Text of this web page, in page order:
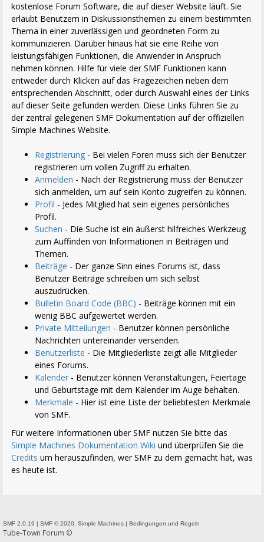
kostenlose Forum Software, die auf dieser Website läuft. Sie
erlaubt Benutzern in Diskussionsthemen zu einem bestimmten
Thema in einer zuverlässigen und geordneten Form zu
kommunizieren. Darüber hinaus hat sie eine Reihe von
leistungsfähigen Funktionen, die Anwender in Anspruch
nehmen können. Hilfe für viele der SMF Funktionen kann
entweder durch Klicken auf das Fragezeichen neben dem
entsprechenden Abschnitt, oder durch Auswahl eines der Links
auf dieser Seite gefunden werden. Diese Links führen Sie zu
der zentral gelegenen SMF Dokumentation auf der offiziellen
Simple Machines Website.
Registrierung - Bei vielen Foren muss sich der Benutzer
registrieren um vollen Zugriff zu erhalten.
Anmelden - Nach der Registrierung muss der Benutzer
sich anmelden, um auf sein Konto zugreifen zu können.
Profil - Jedes Mitglied hat sein eigenes persönliches
Profil.
Suchen - Die Suche ist ein äußerst hilfreiches Werkzeug
zum Auffinden von Informationen in Beiträgen und
Themen.
Beiträge - Der ganze Sinn eines Forums ist, dass
Benutzer Beiträge schreiben um sich selbst
auszudrücken.
Bulletin Board Code (BBC) - Beiträge können mit ein
wenig BBC aufgewertet werden.
Private Mitteilungen - Benutzer können persönliche
Nachrichten untereinander versenden.
Benutzerliste - Die Mitgliederliste zeigt alle Mitglieder
eines Forums.
Kalender - Benutzer können Veranstaltungen, Feiertage
und Geburtstage mit dem Kalender im Auge behalten.
Merkmale - Hier ist eine Liste der beliebtesten Merkmale
von SMF.
Für weitere Informationen über SMF nutzen Sie bitte das
Simple Machines Dokumentation Wiki und überprüfen Sie die
Credits um herauszufinden, wer SMF zu dem gemacht hat, was
es heute ist.
SMF 2.0.19 | SMF © 2020 Simple Machines | Bedingungen und Regeln
Tube-Town Forum ©